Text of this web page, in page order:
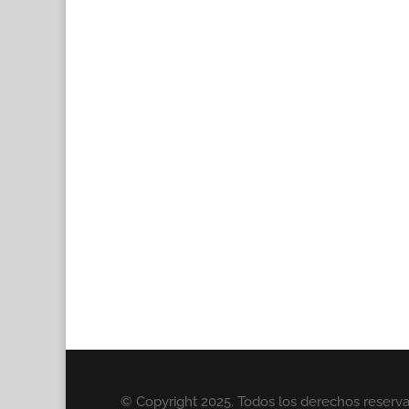
© Copyright 2025. Todos los derechos